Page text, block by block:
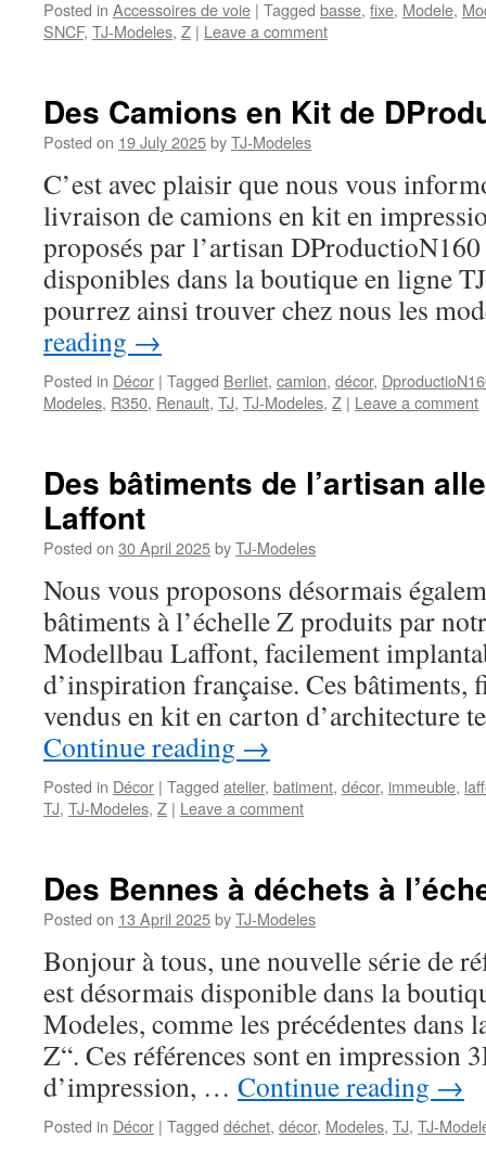
Posted in Accessoires de voie | Tagged basse, fixe, Modele,
SNCF, TJ-Modeles, Z | Leave a comment
Des Camions en Kit de
Posted on 19 July 2025byTJ-Modeles
C’est avec plaisir que nous vous
livraison de camions en kit en
proposés par l’artisan
disponibles dans la boutique en ligne
pourrez ainsi trouver chez nous les
reading →
Posted in Décor | Tagged Berliet, camion, décor,
Modeles, R350, Renault, TJ, TJ-Modeles, Z | Leave a comment
Des bâtiments de l’artisan
Laffont
Posted on 30 April 2025byTJ-Modeles
Nous vous proposons désormais
bâtiments à l’échelle Z produits par
Modellbau Laffont, facilement
d’inspiration française. Ces bâtiments,
vendus en kit en carton d’architecture
Continue reading →
Posted in Décor | Tagged atelier, batiment, décor, immeuble,
TJ, TJ-Modeles, Z | Leave a comment
Des Bennes à déchets à
Posted on 13 April 2025byTJ-Modeles
Bonjour à tous, une nouvelle série de
est désormais disponible dans la
Modeles, comme les précédentes
Z“. Ces références sont en impression
d’impression, … Continue reading →
Posted in Décor | Tagged déchet, décor, Modeles, TJ, TJ-